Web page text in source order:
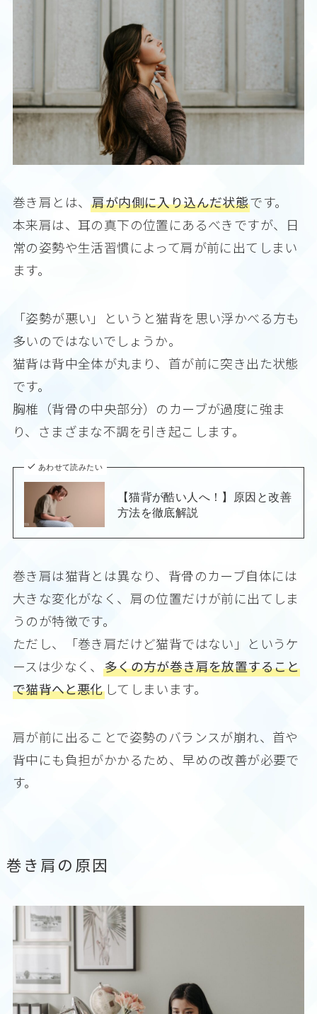
巻き肩とは、肩が内側に入り込んだ状態です。
本来肩は、耳の真下の位置にあるべきですが、日
常の姿勢や生活習慣によって肩が前に出てしまい
ます。
「姿勢が悪い」というと猫背を思い浮かべる方も
多いのではないでしょうか。
猫背は背中全体が丸まり、首が前に突き出た状態
です。
胸椎（背骨の中央部分）のカーブが過度に強ま
り、さまざまな不調を引き起こします。
あわせて読みたい
【猫背が酷い人へ！】原因と改善
方法を徹底解説
巻き肩は猫背とは異なり、背骨のカーブ自体には
大きな変化がなく、肩の位置だけが前に出てしま
うのが特徴です。
ただし、「巻き肩だけど猫背ではない」というケ
ースは少なく、 多くの方が巻き肩を放置すること
で猫背へと悪化してしまいます。
肩が前に出ることで姿勢のバランスが崩れ、首や
背中にも負担がかかるため、早めの改善が必要で
す。
巻き肩の原因